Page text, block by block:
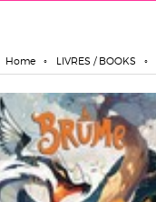
Home LIVRES / BOOKS